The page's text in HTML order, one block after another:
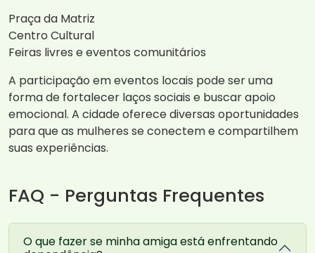
Praça da Matriz
Centro Cultural
Feiras livres e eventos comunitários
A participação em eventos locais pode ser uma
forma de fortalecer laços sociais e buscar apoio
emocional. A cidade oferece diversas oportunidades
para que as mulheres se conectem e compartilhem
suas experiências.
FAQ - Perguntas Frequentes
O que fazer se minha amiga está enfrentando